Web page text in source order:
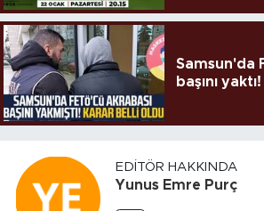
Samsun'da
başını
EDITÖR HAKKINDA
Yunus Emre Purç